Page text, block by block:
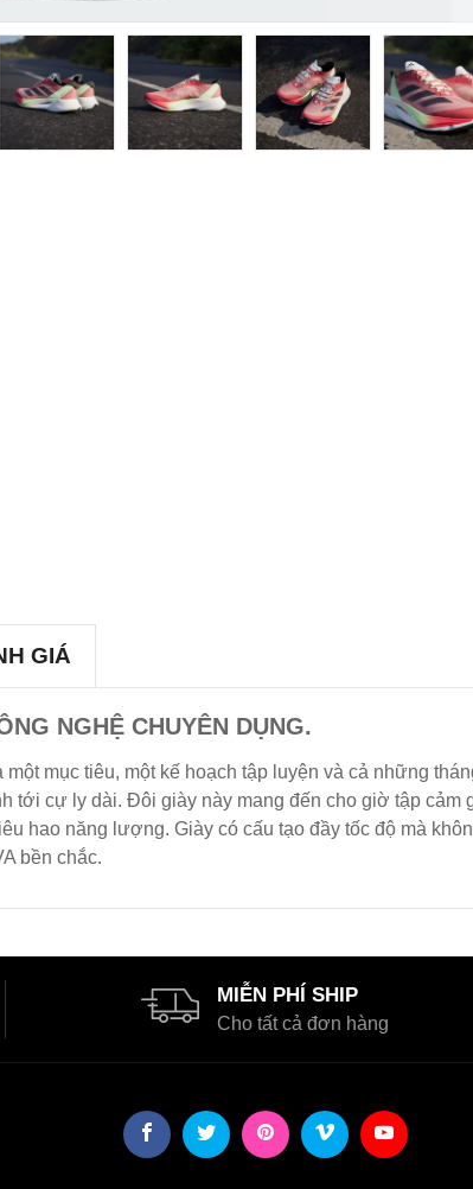
GIÁ
NGHỆ CHUYÊN DỤNG.
mục tiêu, một kế hoạch tập luyện và cả những
tới cự ly dài. Đôi giày này mang đến cho giờ tập
hao năng lượng. Giày có cấu tạo đầy tốc độ mà
bền chắc.
MIỄN PHÍ SHIP
Cho tất cả đơn hàng